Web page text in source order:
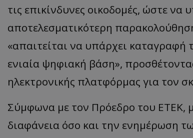
τις επικίνδυνες οικοδομές, ώστε
αποτελεσματικότερη
«απαιτείται να υπάρχει
ενιαία ψηφιακή βάση»,
ηλεκτρονικής πλατφόρμας για τον
Σύμφωνα με τον Πρόεδρο του ΕΤΕΚ,
διαφάνεια όσο και την ενημέρωση